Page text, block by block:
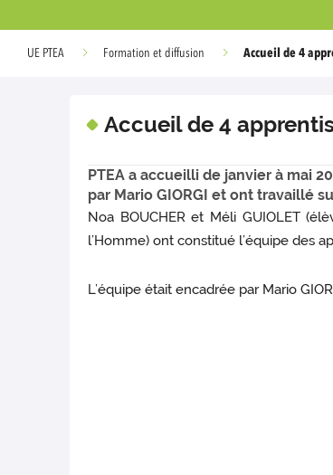
UE PTEA Formation et diffusion Accueil de 4
Accueil de 4
PTEA a accueilli de janvier à mai
par Mario GIORGI et ont travaillé
Noa BOUCHER et Méli GUIOLET
l’Homme) ont constitué l’équipe des
L’équipe était encadrée par Mario